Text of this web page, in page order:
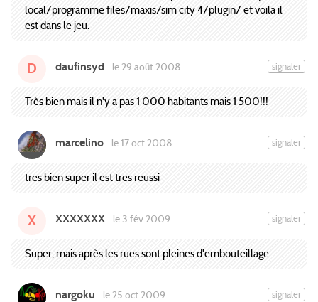
local/programme files/maxis/sim city 4/plugin/ et voila il
est dans le jeu.
D daufinsyd le 29 août 2008 signaler
Très bien mais il n'y a pas 1 000 habitants mais 1 500!!!
marcelino le 17 oct 2008 signaler
tres bien super il est tres reussi
X XXXXXXX le 3 fév 2009 signaler
Super, mais après les rues sont pleines d'embouteillage
nargoku le 25 oct 2009 signaler